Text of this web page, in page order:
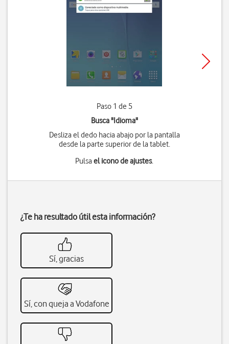
Paso 1 de 5
Busca "Idioma"
Desliza el dedo hacia abajo por la pantalla
desde la parte superior de la tablet.
Pulsael icono de ajustes.
¿Te ha resultado útil esta información?
Sí, gracias
Sí, con queja a Vodafone